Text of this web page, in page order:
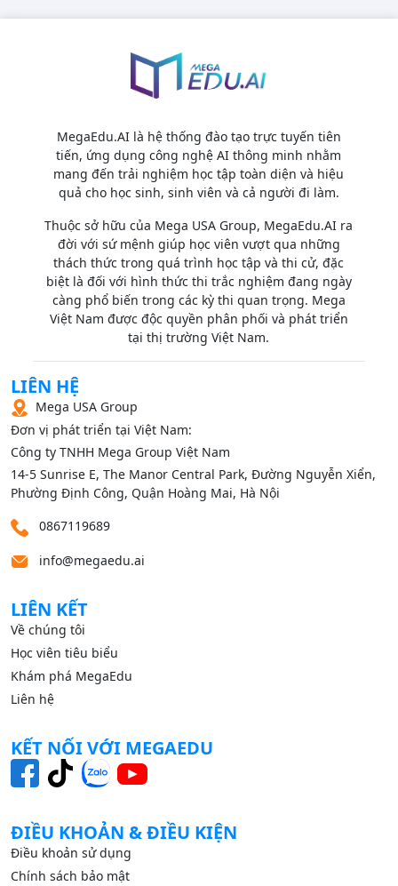
MegaEdu.AI là hệ thống đào tạo trực tuyến tiên
tiến, ứng dụng công nghệ AI thông minh nhằm
mang đến trải nghiệm học tập toàn diện và hiệu
quả cho học sinh, sinh viên và cả người đi làm.
Thuộc sở hữu của Mega USA Group, MegaEdu.AI ra
đời với sứ mệnh giúp học viên vượt qua những
thách thức trong quá trình học tập và thi cử, đặc
biệt là đối với hình thức thi trắc nghiệm đang ngày
càng phổ biến trong các kỳ thi quan trọng. Mega
Việt Nam được độc quyền phân phối và phát triển
tại thị trường Việt Nam.
LIÊN HỆ
Mega USA Group
Đơn vị phát triển tại Việt Nam:
Công ty TNHH Mega Group Việt Nam
14‑5 Sunrise E, The Manor Central Park, Đường Nguyễn Xiển,
Phường Định Công, Quận Hoàng Mai, Hà Nội
0867119689
info@megaedu.ai
LIÊN KẾT
Về chúng tôi
Học viên tiêu biểu
Khám phá MegaEdu
Liên hệ
KẾT NỐI VỚI MEGAEDU
ĐIỀU KHOẢN & ĐIỀU KIỆN
Điều khoản sử dụng
Chính sách bảo mật